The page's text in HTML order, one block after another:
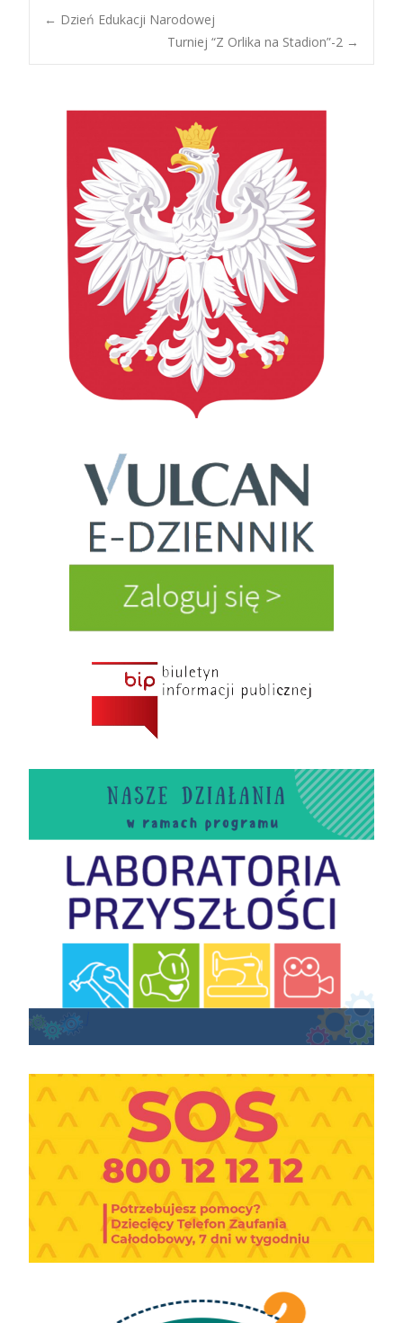
Post
← Dzień Edukacji Narodowej
Turniej “Z Orlika na Stadion”-2 →